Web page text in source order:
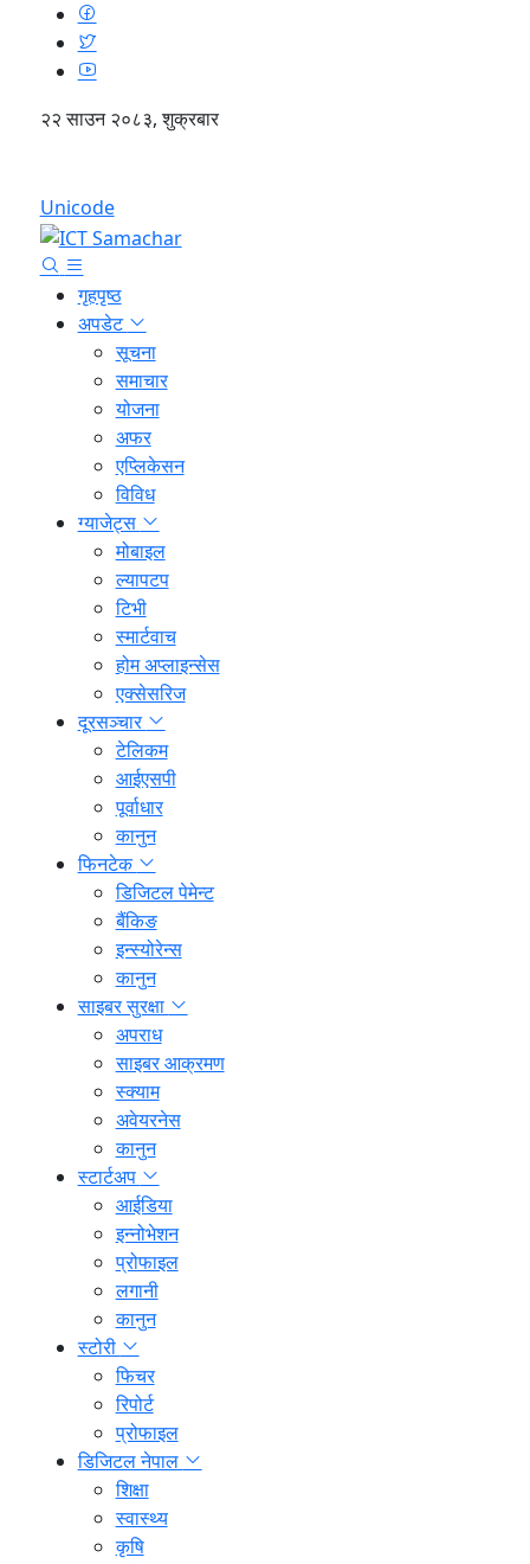
२२ साउन २०८३, शुक्रबार
Unicode
गृहपृष्ठ
अपडेट
सूचना
समाचार
योजना
अफर
एप्लिकेसन
विविध
ग्याजेट्स
मोबाइल
ल्यापटप
टिभी
स्मार्टवाच
होम अप्लाइन्सेस
एक्सेसरिज
दूरसञ्चार
टेलिकम
आईएसपी
पूर्वाधार
कानुन
फिनटेक
डिजिटल पेमेन्ट
बैंकिङ
इन्स्योरेन्स
कानुन
साइबर सुरक्षा
अपराध
साइबर आक्रमण
स्क्याम
अवेयरनेस
कानुन
स्टार्टअप
आईडिया
इन्नोभेशन
प्रोफाइल
लगानी
कानुन
स्टोरी
फिचर
रिपोर्ट
प्रोफाइल
डिजिटल नेपाल
शिक्षा
स्वास्थ्य
कृषि